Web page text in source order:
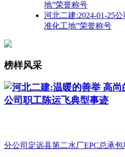
地”荣誉称号
河北二建:2024-01-25
准化工地”荣誉称号
榜样风采
河北二建:温暖的善举 高
公司职工陈运飞典型事迹
分公司定远县第二水厂EPC总承